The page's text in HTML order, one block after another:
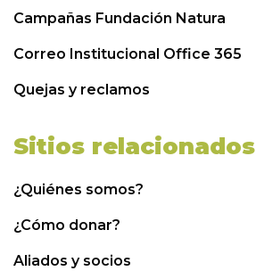
Campañas Fundación Natura
Correo Institucional Office 365
Quejas y reclamos
Sitios relacionados
¿Quiénes somos?
¿Cómo donar?
Aliados y socios